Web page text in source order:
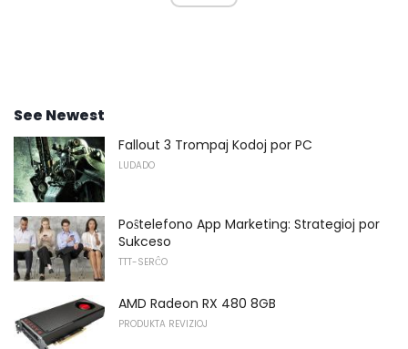
See Newest
Fallout 3 Trompaj Kodoj por PC
LUDADO
Poŝtelefono App Marketing: Strategioj por
Sukceso
TTT-SERĈO
AMD Radeon RX 480 8GB
PRODUKTA REVIZIOJ